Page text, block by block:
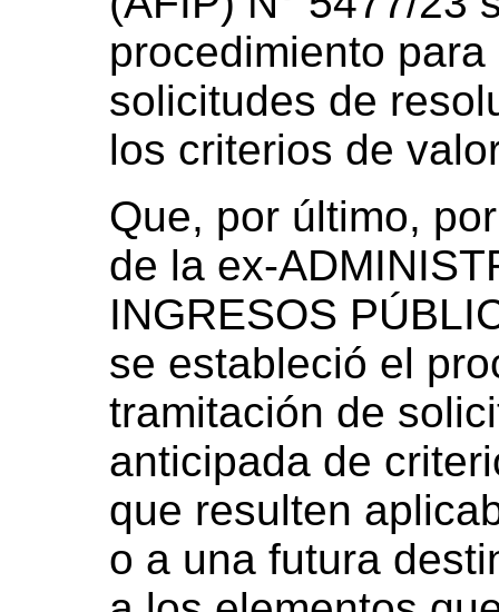
procedimiento
solicitudes de
los criterios de
Que, por último,
de la ex-
INGRESOS
se estableció el
tramitación de
anticipada de
que resulten
o a una futura